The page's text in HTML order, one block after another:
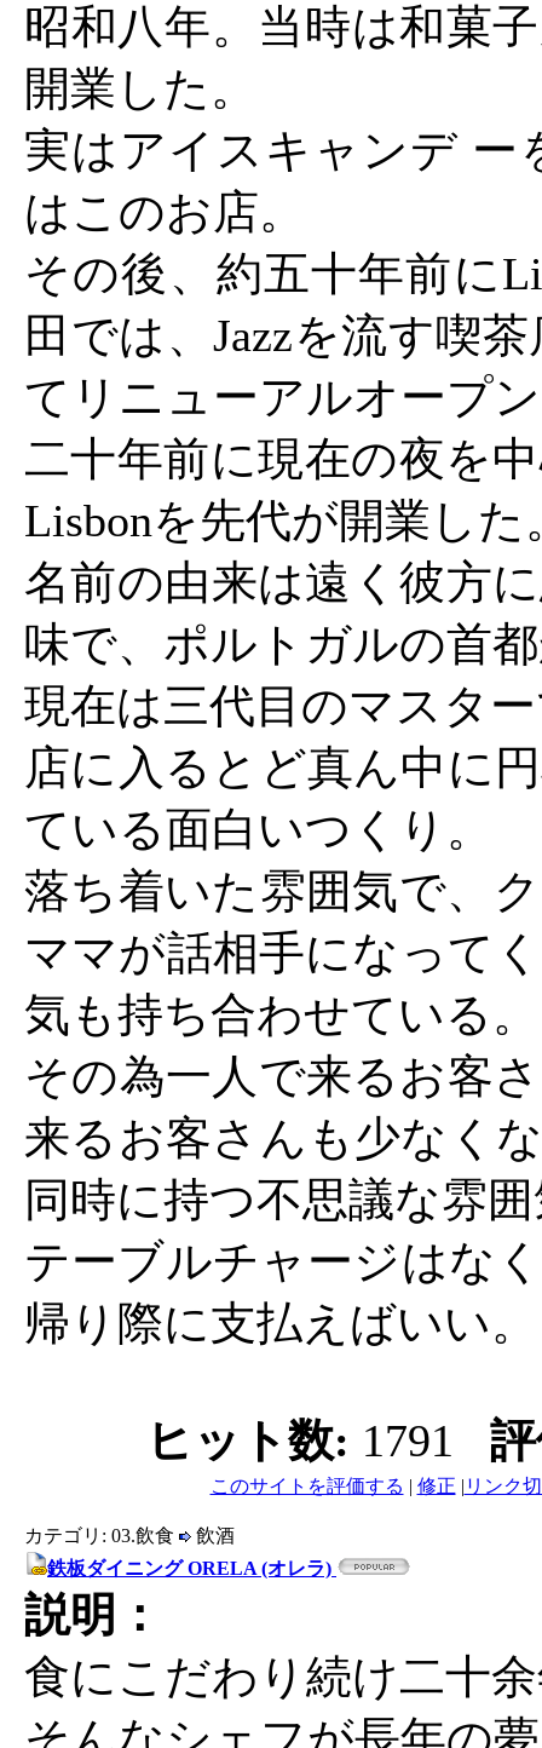
昭和八年。当時は和菓
開業した。
実はアイスキャンデ ー
はこのお店。
その後、約五十年前に
田では、Jazzを流す喫
てリニューアルオープ
二十年前に現在の夜を
Lisbonを先代が開業した
名前の由来は遠く彼方
味で、ポルトガルの首
現在は三代目のマスタ
店に入るとど真ん中に
ている面白いつくり。
落ち着いた雰囲気で、
ママが話相手になって
気も持ち合わせている。
その為一人で来るお客
来るお客さんも少なく
同時に持つ不思議な雰
テーブルチャージはな
帰り際に支払えばいい。
ヒット数: 1791
このサイトを評価する | 修正 | リンク
カテゴリ: 03.飲食
飲酒
鉄板ダイニング ORELA (オレラ)
説明：
食にこだわり続け二十